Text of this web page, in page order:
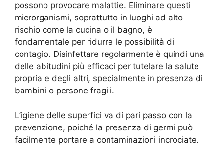
possono provocare malattie. Eliminare questi
microrganismi, soprattutto in luoghi ad alto
rischio come la cucina o il bagno, è
fondamentale per ridurre le possibilità di
contagio. Disinfettare regolarmente è quindi una
delle abitudini più efficaci per tutelare la salute
propria e degli altri, specialmente in presenza di
bambini o persone fragili.
L’igiene delle superfici va di pari passo con la
prevenzione, poiché la presenza di germi può
facilmente portare a contaminazioni incrociate.